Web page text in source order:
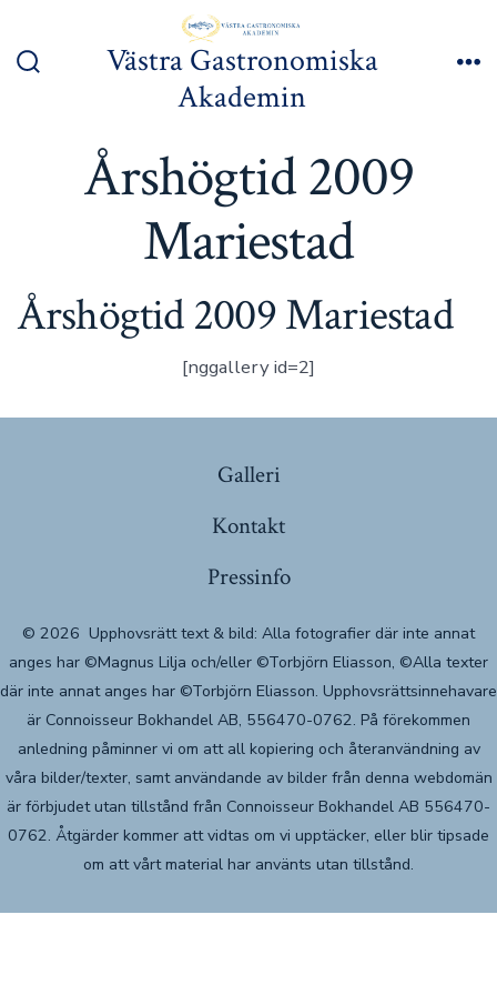
till
Västra Gastronomiska
Akademin
Årshögtid 2009
Mariestad
Årshögtid 2009 Mariestad
[nggallery id=2]
Galleri
Kontakt
Pressinfo
© 2026 Upphovsrätt text & bild: Alla fotografier där inte annat
anges har ©Magnus Lilja och/eller ©Torbjörn Eliasson, ©Alla texter
där inte annat anges har ©Torbjörn Eliasson. Upphovsrättsinnehavare
är Connoisseur Bokhandel AB, 556470-0762. På förekommen
anledning påminner vi om att all kopiering och återanvändning av
våra bilder/texter, samt användande av bilder från denna webdomän
är förbjudet utan tillstånd från Connoisseur Bokhandel AB 556470-
0762. Åtgärder kommer att vidtas om vi upptäcker, eller blir tipsade
om att vårt material har använts utan tillstånd.